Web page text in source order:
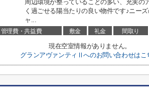
周辺環境が整っていることの多い、充実の
く過ごせる陽当たりの良い物件です♪ニー
ャ...
管理費・共益費 敷金 礼金 間取り
現在空室情報がありません。
グランアヴァンティⅡへのお問い合わせはこ